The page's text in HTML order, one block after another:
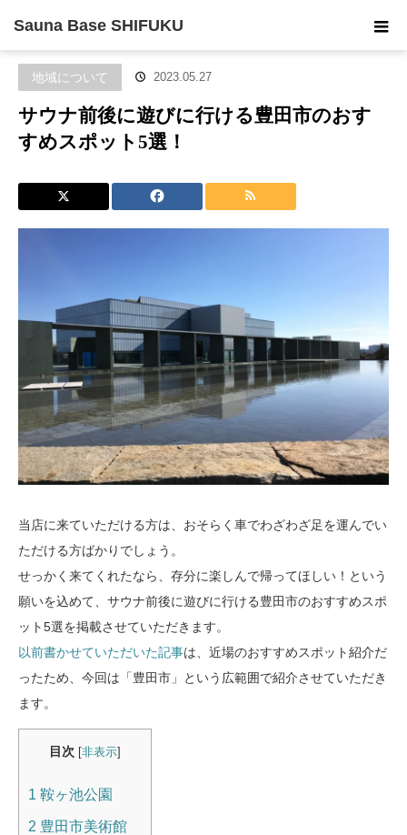
Sauna Base SHIFUKU
ブログ
地域について サウナ前後に遊びに行ける豊田市
地域について 2023.05.27
サウナ前後に遊びに行ける豊田市のおす
すめスポット5選！
当店に来ていただける方は、おそらく車でわざわざ足を運んでい
ただける方ばかりでしょう。
せっかく来てくれたなら、存分に楽しんで帰ってほしい！という
願いを込めて、サウナ前後に遊びに行ける豊田市のおすすめスポ
ット5選を掲載させていただきます。
以前書かせていただいた記事は、近場のおすすめスポット紹介だ
ったため、今回は「豊田市」という広範囲で紹介させていただき
ます。
目次 [非表示]
1 鞍ヶ池公園
2 豊田市美術館